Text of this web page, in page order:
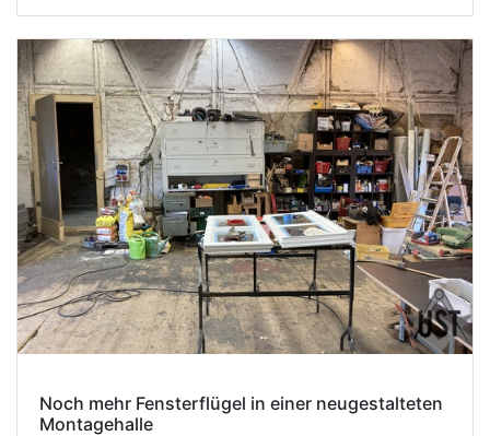
Noch mehr Fensterflügel in einer neugestalteten
Montagehalle